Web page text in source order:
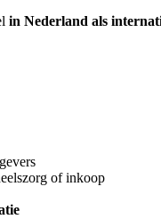
in Nederland als
of inkoop